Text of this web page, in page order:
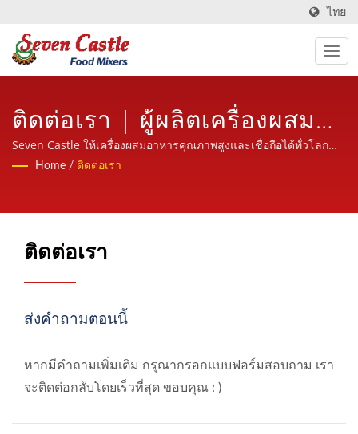
ไทย
ติดต่อเรา | ผู้ผลิตเครื่องผสม
อาหารและเครื่องจักรแปรรูป
30 ปี | Seven Castle
Seven Castle ให้เครื่องผสมอาหารคุณภาพสูงและเชื่อถือได้ทั่วโลก
พร้อมบริการที่เป็นมิตร มืออาชีพและมีประสบการณ์
Home / ติดต่อเรา
ติดต่อเรา
ส่งคำถามตอนนี้
หากมีคำถามเพิ่มเติม กรุณากรอกแบบฟอร์มสอบถาม เรา
จะติดต่อกลับโดยเร็วที่สุด ขอบคุณ : )